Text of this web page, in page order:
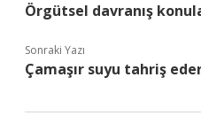
Örgütsel davranış
Sonraki Yazı
Çamaşır suyu tahriş